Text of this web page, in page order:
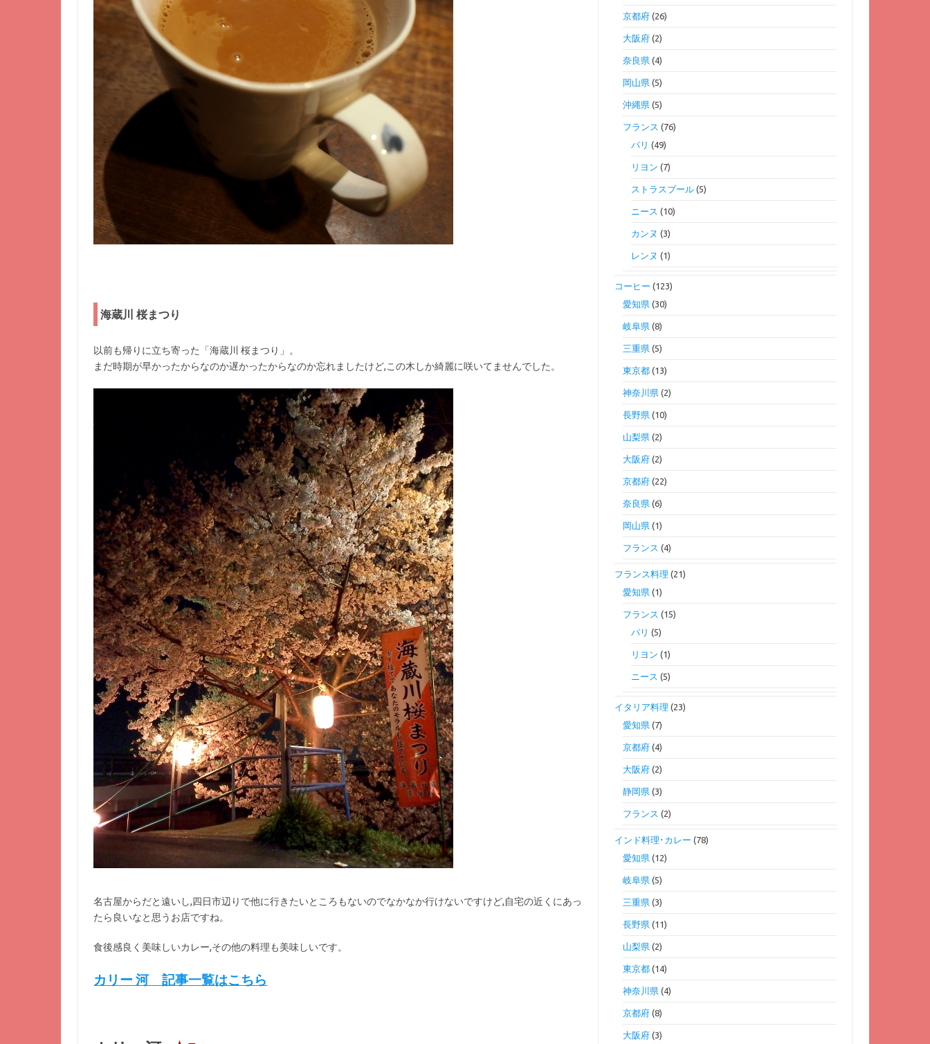
海蔵川 桜まつり
以前も帰りに立ち寄った「海蔵川 桜まつり」。
まだ時期が早かったからなのか遅かったからなのか忘れましたけど,この木しか綺麗に咲いてませんでした。
名古屋からだと遠いし,四日市辺りで他に行きたいところもないのでなかなか行けないですけど,自宅の近くにあっ
たら良いなと思うお店ですね。
食後感良く美味しいカレー,その他の料理も美味しいです。
カリー 河 記事一覧はこちら
京都府(26)
大阪府(2)
奈良県(4)
岡山県(5)
沖縄県(5)
フランス (76)
パリ (49)
リヨン (7)
ストラスブール(5)
ニース (10)
カンヌ (3)
レンヌ (1)
コーヒー (123)
愛知県(30)
岐阜県(8)
三重県(5)
東京都(13)
神奈川県(2)
長野県(10)
山梨県(2)
大阪府(2)
京都府(22)
奈良県(6)
岡山県(1)
フランス (4)
フランス料理 (21)
愛知県(1)
フランス (15)
パリ (5)
リヨン (1)
ニース (5)
イタリア料理 (23)
愛知県(7)
京都府(4)
大阪府(2)
静岡県(3)
フランス (2)
インド料理･カレー (78)
愛知県(12)
岐阜県(5)
三重県(3)
長野県(11)
山梨県(2)
東京都(14)
神奈川県(4)
京都府(8)
大阪府(3)